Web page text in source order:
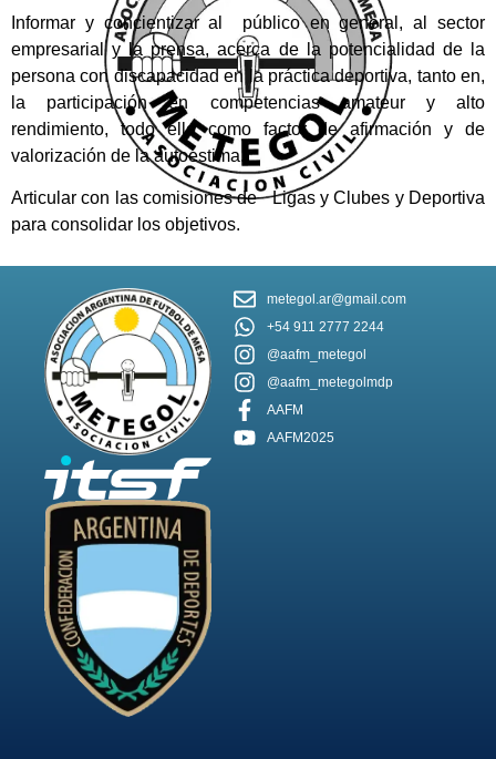
Informar y concientizar al público en general, al sector
empresarial y la prensa, acerca de la potencialidad de la
persona con discapacidad en la práctica deportiva, tanto en,
la participación en competencias amateur y alto
rendimiento, todo ello como factor de afirmación y de
valorización de la autoestima.
Articular con las comisiones de Ligas y Clubes y Deportiva
para consolidar los objetivos.
metegol.ar@gmail.com
+54 911 2777 2244
@aafm_metegol
@aafm_metegolmdp
AAFM
AAFM2025